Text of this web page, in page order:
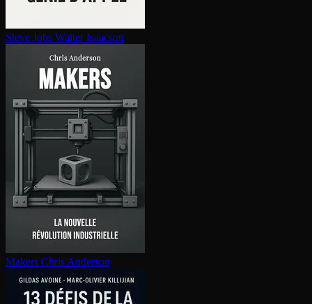
Steve Jobs Walter Isaacson
Makers Chris Anderson